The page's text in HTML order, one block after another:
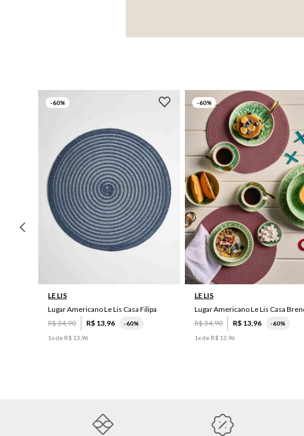
-60%
LE LIS
Lugar Americano Le Lis Casa Filipa
R$34,90 R$ 13,96 -60%
1x de R$ 13 96
-60%
UN
LE LIS
Lugar Americano Le Lis Casa
R$34,90 R$ 13,96 -60%
1x de R$ 13 96